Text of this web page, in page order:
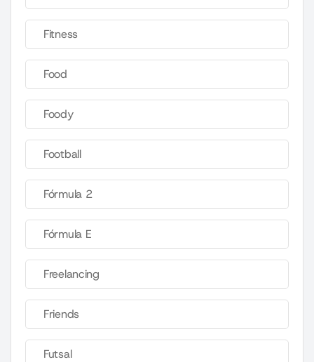
Fitness
Food
Foody
Football
Fórmula 2
Fórmula E
Freelancing
Friends
Futsal